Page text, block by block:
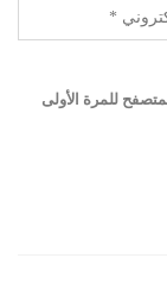
للمرة الأولى